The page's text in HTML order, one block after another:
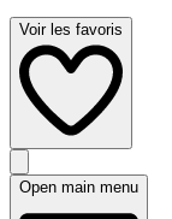
Voir les favoris
Open main menu